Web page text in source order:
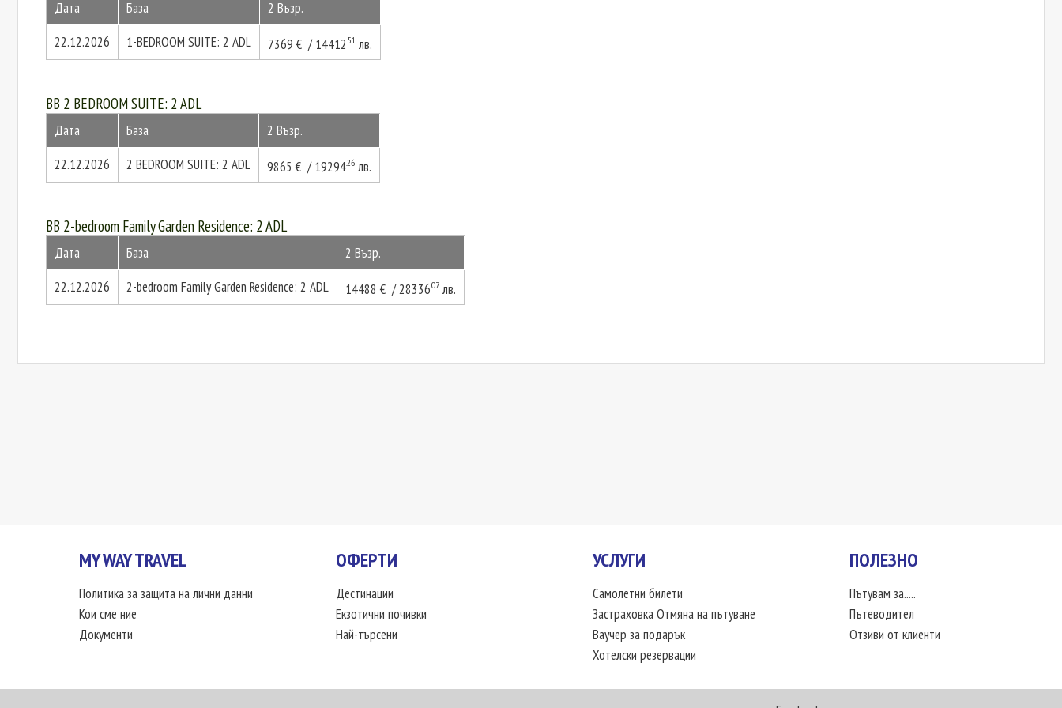
Дата База
2 Възр.
22.12.2026
1-BEDROOM SUITE: 2 ADL 7369 € / 14412 .51 лв.
BB 2 BEDROOM SUITE: 2 ADL
Дата База
2 Възр.
22.12.2026
2 BEDROOM SUITE: 2 ADL 9865 € / 19294.26 лв.
BB 2-bedroom Family Garden Residence: 2 ADL
Дата База
2 Възр.
22.12.2026
2-bedroom Family Garden Residence: 2 ADL 14488 € / 28336.07 лв.
MY WAY TRAVEL
Политика за защита на лични данни
Кои сме ние
Документи
ОФЕРТИ
Дестинации
Екзотични почивки
Най-търсени
УСЛУГИ
Самолетни билети
Застраховка Отмяна на пътуване
Ваучер за подарък
Хотелски резервации
ПОЛЕЗНО
Пътувам за.....
Пътеводител
Отзиви от клиенти